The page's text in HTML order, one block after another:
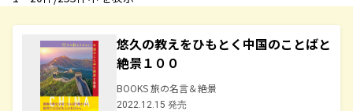
悠久の教えをひもとく中国のことばと
絶景１００
BOOKS 旅の名言＆絶景
2022.12.15 発売